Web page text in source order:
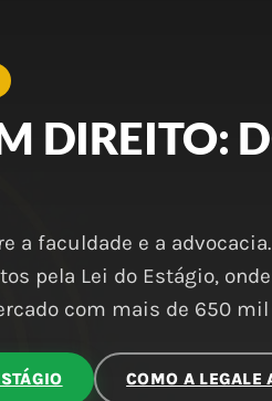
DIREITO:
a faculdade e a
pela Lei do Estágio,
com mais de 650
COMO A LEGALE